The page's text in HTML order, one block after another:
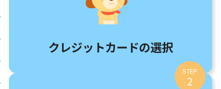
クレジットカードの選択
STEP
2